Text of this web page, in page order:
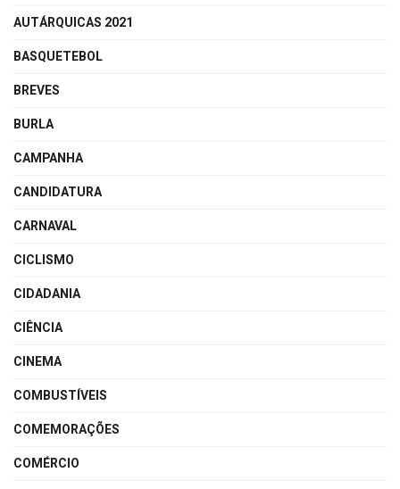
AUTÁRQUICAS 2021
BASQUETEBOL
BREVES
BURLA
CAMPANHA
CANDIDATURA
CARNAVAL
CICLISMO
CIDADANIA
CIÊNCIA
CINEMA
COMBUSTÍVEIS
COMEMORAÇÕES
COMÉRCIO